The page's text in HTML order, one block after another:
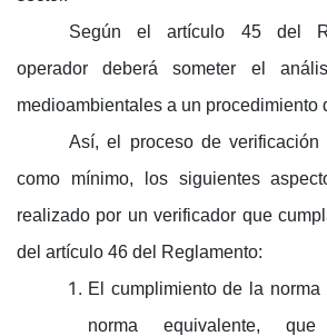
Según el artículo 45 del
operador deberá someter el
medioambientales a un procedimiento
Así, el proceso de verificación
como mínimo, los siguientes
realizado por un verificador que
del artículo 46 del Reglamento:
El cumplimiento de la
norma equivalente,